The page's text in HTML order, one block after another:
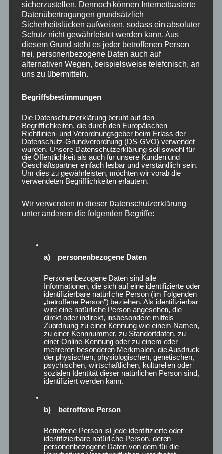
F3, FZ, 3W, PT, PL, S?7?, JR, JA, JX, M?6?, DRP,
WGR, SK, SKN, 724, 140, MP4-12C, AS3A, AS23,
AS23P-L, ZS1, SZS1, ZS3A, ZP2A, SEH3, EP22-L,
QB6, 5P, 5FP, K1, 3R, KM, 6J, KJ, 6L, 1P, 5F, KL, 7N, 1
L, 1M, KN, KR, KP, NH, NY, 5J, 6Y, PJ, NU, NS, PS,
NW, 1U, 1Z, 5E, NX, 3U, 3T, NZ, 5L, 3H, 2K, 2KN,
EBN, EB, E1, E2, ED, 16H, 16, 1KM, 1Y, 1C, 9C, 3C,
CJ, 3CC, 6R, AW, 13, C1, A1, CS, 5N, CT, 1T, 53 I,
1HX0, 1HX1, 35 I, 3B, 3BG, 3BS, 3D, 9N, 7M, 70X0A,
70X0B, 70X1B, 70X02A, 70X02C
Approval Number:e1*2007/46*1892*,
e1*2007/46*0414*, e1*2007/46*0607*,
e1*2007/46*2060*, e1*2007/46*2144*,
e1*98/14*0005*, F619, F619/1, D403, F889/1, E399,
e1*2001/116*0177*, e1*98/14*0177*, e1*93/81*0013*,
e1*2001/116*0151*, e1*98/14*0151*, e1*96/27*0051*,
e1*2001/116*0254*, e1*2001/116*0198*,
e1*93/81*0005*, e1*2001/116*0434*,
e1*2001/116*0369*, e1*2001/116*0089*,
e1*97/27*0089*, F127, e1*2007/46*1552*,
e1*2007/46*0591*, e1*2007/46*1900*,
e1*2018/858*00006*, e1*2007/46*2038*,
e11*2001/116*0221*, e11*98/14*0058*,
e11*93/81*0007*, e11*98/14*0057*, e11*98/14*0138*,
e11*93/81*0012*, e11*93/81*0028*,
e1*2018/858*00364*, e1*93/81*0024*,
e13*2018/858*00270*, e13*2018/858*00342*,
e11*2007/46*0232*, e4*2018/858*00201*,
e4*2018/858*00111*, e5*2018/858*00003*,
sicherzustellen. Dennoch können Internetbasierte
Datenübertragungen grundsätzlich
Sicherheitslücken aufweisen, sodass ein absoluter
Schutz nicht gewährleistet werden kann. Aus
diesem Grund steht es jeder betroffenen Person
frei, personenbezogene Daten auch auf
alternativen Wegen, beispielsweise telefonisch, an
uns zu übermitteln.
Begriffsbestimmungen
Die Datenschutzerklärung beruht auf den
Begrifflichkeiten, die durch den Europäischen
Richtlinien- und Verordnungsgeber beim Erlass der
Datenschutz-Grundverordnung (DS-GVO) verwendet
wurden. Unsere Datenschutzerklärung soll sowohl für
die Öffentlichkeit als auch für unsere Kunden und
Geschäftspartner einfach lesbar und verständlich sein.
Um dies zu gewährleisten, möchten wir vorab die
verwendeten Begrifflichkeiten erläutern.
Wir verwenden in dieser Datenschutzerklärung
unter anderem die folgenden Begriffe:
a) personenbezogene Daten
Personenbezogene Daten sind alle
Informationen, die sich auf eine identifizierte oder
identifizierbare natürliche Person (im Folgenden
„betroffene Person") beziehen. Als identifizierbar
wird eine natürliche Person angesehen, die
direkt oder indirekt, insbesondere mittels
Zuordnung zu einer Kennung wie einem Namen,
zu einer Kennnummer, zu Standortdaten, zu
einer Online-Kennung oder zu einem oder
mehreren besonderen Merkmalen, die Ausdruck
der physischen, physiologischen, genetischen,
psychischen, wirtschaftlichen, kulturellen oder
sozialen Identität dieser natürlichen Person sind,
identifiziert werden kann.
b) betroffene Person
Betroffene Person ist jede identifizierte oder
identifizierbare natürliche Person, deren
personenbezogene Daten von dem für die